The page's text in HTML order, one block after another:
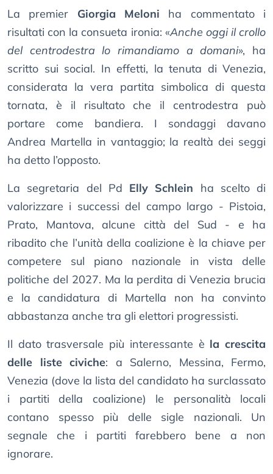
La premier Giorgia Meloni ha commentato i
risultati con la consueta ironia: «Anche oggi il crollo
del centrodestra lo rimandiamo a domani», ha
scritto sui social. In effetti, la tenuta di Venezia,
considerata la vera partita simbolica di questa
tornata, è il risultato che il centrodestra può
portare come bandiera. I sondaggi davano
Andrea Martella in vantaggio; la realtà dei seggi
ha detto l’opposto.
La segretaria del Pd Elly Schlein ha scelto di
valorizzare i successi del campo largo - Pistoia,
Prato, Mantova, alcune città del Sud - e ha
ribadito che l’unità della coalizione è la chiave per
competere sul piano nazionale in vista delle
politiche del 2027. Ma la perdita di Venezia brucia
e la candidatura di Martella non ha convinto
abbastanza anche tra gli elettori progressisti.
Il dato trasversale più interessante è la crescita
delle liste civiche: a Salerno, Messina, Fermo,
Venezia (dove la lista del candidato ha surclassato
i partiti della coalizione) le personalità locali
contano spesso più delle sigle nazionali. Un
segnale che i partiti farebbero bene a non
ignorare.